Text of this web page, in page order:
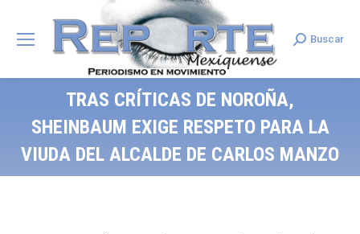
Search:
Buscar
TRAS CRÍTICAS DE NOROÑA,
SHEINBAUM EXIGE RESPETO PARA LA
VIUDA DEL ALCALDE DE CARLOS MANZO